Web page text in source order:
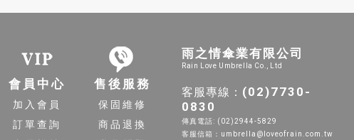
會員中心
加入會員
訂單查詢
售後服務
保固維修
商品退換
雨之情傘業有限公司
Rain Love Umbrella Co., Ltd
客服專線： (02)7730-
0830
傳真電話: (02)2944-5829
客服信箱：umbrella@loveofrain.com.tw